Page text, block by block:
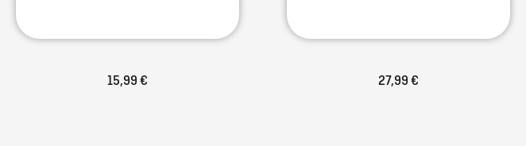
15,99 € 27,99 €